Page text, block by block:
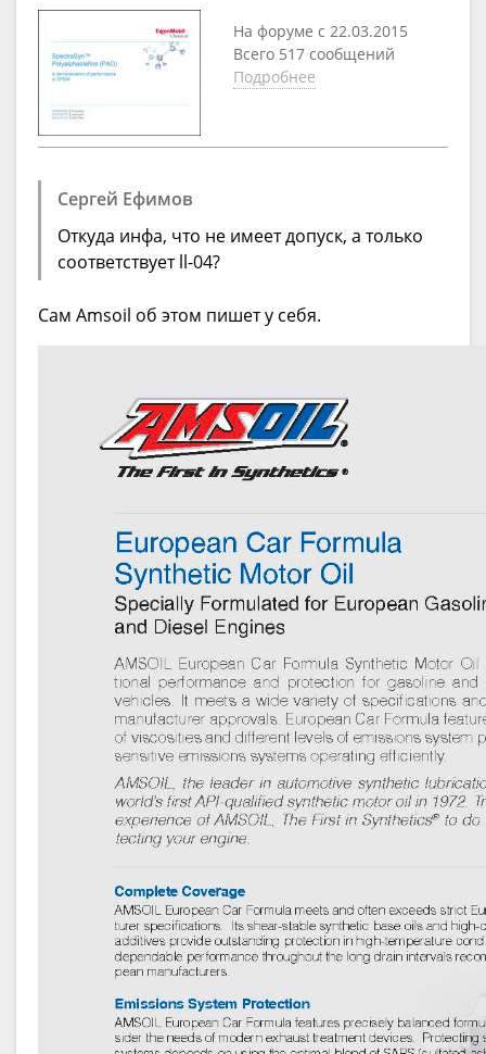
На форуме с 22.03.2015
Всего 517 сообщений
Подробнее
Сергей Ефимов
Откуда инфа, что не имеет допуск, а только
соответствует ll-04?
Сам Amsoil об этом пишет у себя.